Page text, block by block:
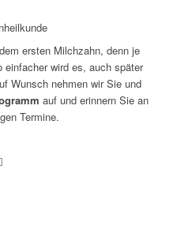
ersten Milchzahn, denn je
wird es, auch später
Wunsch nehmen wir Sie und
auf und erinnern Sie an
Termine.